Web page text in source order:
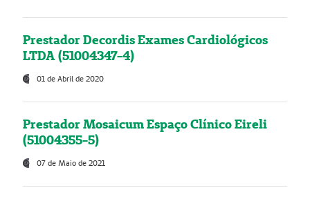
Prestador Decordis Exames Cardiológicos
LTDA (51004347-4)
01 de Abril de 2020
Prestador Mosaicum Espaço Clínico Eireli
(51004355-5)
07 de Maio de 2021